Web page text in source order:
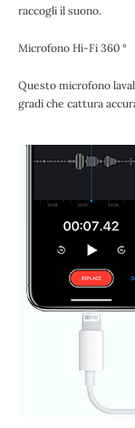
raccogli il suono.
Microfono Hi-Fi 360 °
Questo microfono
gradi che cattura